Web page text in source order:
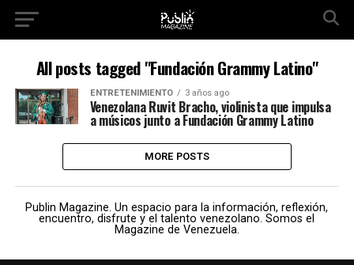
All posts tagged "Fundación Grammy Latino"
ENTRETENIMIENTO 3 años ago
Venezolana Ruvit Bracho, violinista que impulsa
a músicos junto a Fundación Grammy Latino
MORE POSTS
Publin Magazine. Un espacio para la información, reflexión,
encuentro, disfrute y el talento venezolano. Somos el
Magazine de Venezuela.